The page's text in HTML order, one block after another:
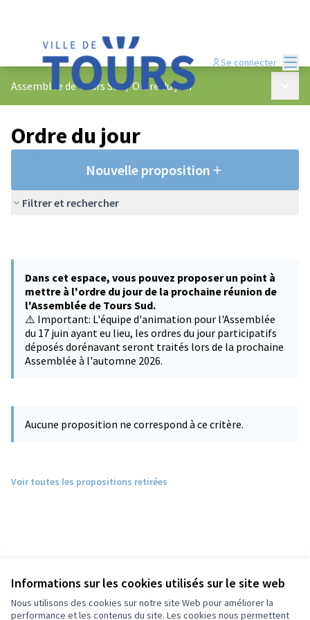
Informations sur les cookies utilisés sur le site web
Nous utilisons des cookies sur notre site Web pour améliorer la
performance et les contenus du site. Les cookies nous permettent
Se connecter
Assemblée de Tours Sud/Ordre du jour
Ordre du jour
Nouvelle proposition
Filtrer et rechercher
Dans cet espace, vous pouvez proposer un point à
mettre à l'ordre du jour de la prochaine réunion de
l'Assemblée de Tours Sud.
⚠️ Important: L'équipe d'animation pour l'Assemblée
du 17 juin ayant eu lieu, les ordres du jour participatifs
déposés dorénavant seront traités lors de la prochaine
Assemblée à l'automne 2026.
Aucune proposition ne correspond à ce critère.
Voir toutes les propositions retirées